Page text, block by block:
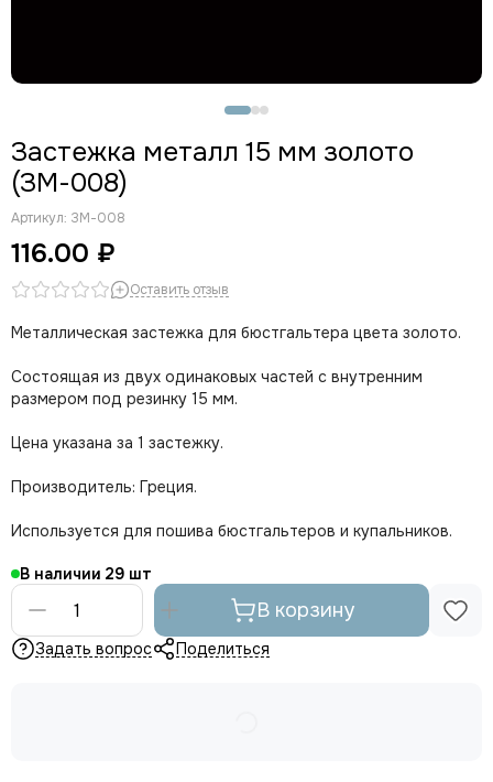
Застежка металл 15 мм золото
(ЗМ-008)
Артикул: ЗМ-008
116.00 ₽
Оставить отзыв
Металлическая застежка для бюстгальтера цвета золото.
Состоящая из двух одинаковых частей с внутренним
размером под резинку 15 мм.
Цена указана за 1 застежку.
Производитель: Греция.
Используется для пошива бюстгальтеров и купальников.
В наличии 29
В корзину
Задать вопрос Поделиться